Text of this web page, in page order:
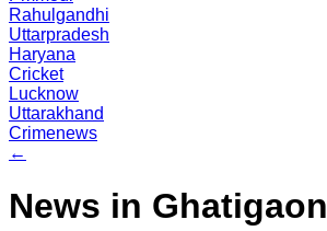
Rahulgandhi
Uttarpradesh
Haryana
Cricket
Lucknow
Uttarakhand
Crimenews
←
News in Ghatigaon